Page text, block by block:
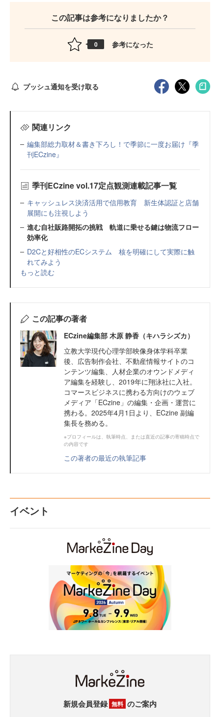
この記事は参考になりましたか？
0 参考になった
プッシュ通知を受け取る
関連リンク
編集部総力取材＆書き下ろし！で季節に一度お届け『季
刊ECzine』
季刊ECzine vol.17定点観測連載記事一覧
キャッシュレス決済活用で信用教育 新生体認証と店舗
展開にも注視しよう
進む自社販路開拓の挑戦 軌道に乗せる鍵は物流フロー
効率化
D2Cと好相性のECシステム 核を明確にして実際に触
れてみよう
もっと読む
この記事の著者
ECzine編集部 木原 静香（キハラシズカ）
立教大学現代心理学部映像身体学科卒業
後、広告制作会社、不動産情報サイトのコ
ンテンツ編集、人材企業のオウンドメディ
ア編集を経験し、2019年に翔泳社に入社。
コマースビジネスに携わる方向けのウェブ
メディア「ECzine」の編集・企画・運営に
携わる。2025年4月1日より、ECzine 副編
集長を務める。
※プロフィールは、執筆時点、または直近の記事の寄稿時点で
の内容です
この著者の最近の執筆記事
イベント
新規会員登録 無料 のご案内